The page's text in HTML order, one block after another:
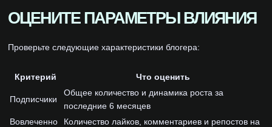
ОЦЕНИТЕ ПАРАМЕТРЫ ВЛИЯНИЯ
Проверьте следующие характеристики блогера:
Критерий Что оценить
Подписчики
Общее количество и динамика роста за
последние 6 месяцев
Вовлеченно
Количество лайков, комментариев и репостов на